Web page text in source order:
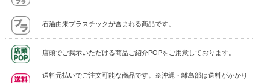
石油由来プラスチックが含まれる商品です。
店頭でご掲示いただける商品ご紹介POPをご用意しております。
送料元払いでご注文可能な商品です。※沖縄・離島部は送料がかかり